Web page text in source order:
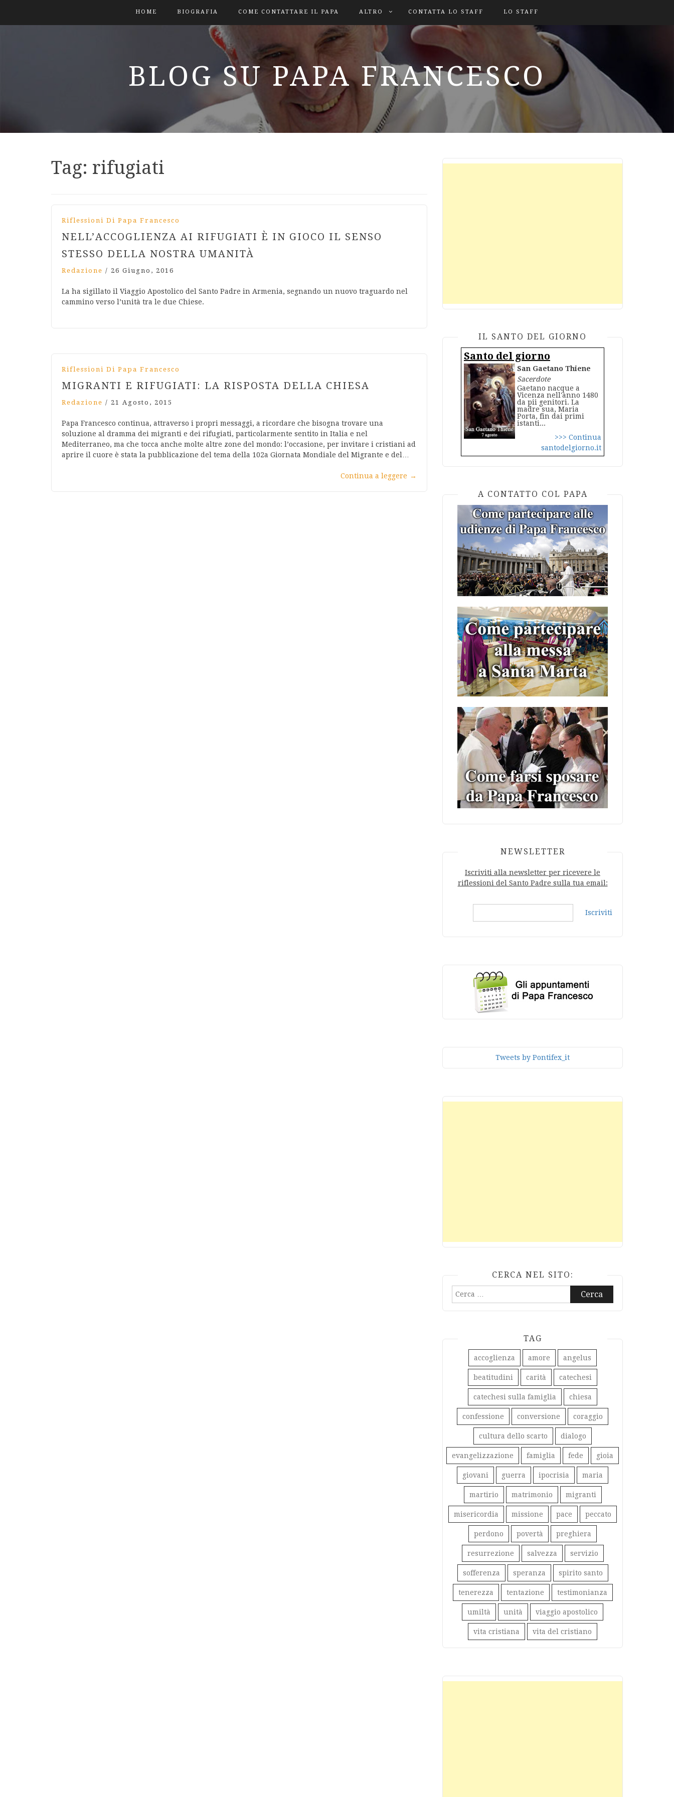
HOME BIOGRAFIA COME CONTATTARE IL PAPA ALTRO CONTATTA LO STAFF LO STAFF
BLOG SU PAPA FRANCESCO
Tag: rifugiati
Riflessioni Di Papa Francesco
NELL’ACCOGLIENZA AI RIFUGIATI È IN GIOCO IL SENSO
STESSO DELLA NOSTRA UMANITÀ
Redazione / 26 Giugno, 2016
La ha sigillato il Viaggio Apostolico del Santo Padre in Armenia, segnando un nuovo traguardo nel
cammino verso l’unità tra le due Chiese.
Riflessioni Di Papa Francesco
MIGRANTI E RIFUGIATI: LA RISPOSTA DELLA CHIESA
Redazione / 21 Agosto, 2015
Papa Francesco continua, attraverso i propri messaggi, a ricordare che bisogna trovare una
soluzione al dramma dei migranti e dei rifugiati, particolarmente sentito in Italia e nel
Mediterraneo, ma che tocca anche molte altre zone del mondo: l’occasione, per invitare i cristiani ad
aprire il cuore è stata la pubblicazione del tema della 102a Giornata Mondiale del Migrante e del…
Continua a leggere →
IL SANTO DEL GIORNO
Santo del giorno
San Gaetano Thiene
Sacerdote
Gaetano nacque a
Vicenza nell'anno 1480
da pii genitori. La
madre sua, Maria
Porta, fin dai primi
istanti...
>>> Continua
santodelgiorno.it
A CONTATTO COL PAPA
NEWSLETTER
Iscriviti alla newsletter per ricevere le
riflessioni del Santo Padre sulla tua email:
Iscriviti
Tweets by Pontifex_it
CERCA NEL SITO:
Ricerca
TAG
accoglienza amore angelus
beatitudini carità catechesi
catechesi sulla famiglia chiesa
confessione conversione coraggio
cultura dello scarto dialogo
evangelizzazione famiglia fede gioia
giovani guerra ipocrisia maria
martirio matrimonio migranti
misericordia missione pace peccato
perdono povertà preghiera
resurrezione salvezza servizio
sofferenza speranza spirito santo
tenerezza tentazione testimonianza
umiltà unità viaggio apostolico
vita cristiana vita del cristiano